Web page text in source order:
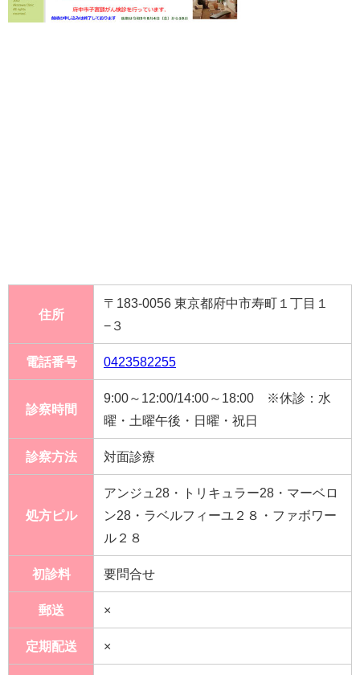
住所
〒183-0056 東京都府中市寿町１丁目１
−３
電話番号 0423582255
診察時間
9:00～12:00/14:00～18:00 ※休診：水
曜・土曜午後・日曜・祝日
診察方法 対面診療
処方ピル
アンジュ28・トリキュラー28・マーベロ
ン28・ラベルフィーユ２８・ファボワー
ル２８
初診料 要問合せ
郵送 ×
定期配送 ×